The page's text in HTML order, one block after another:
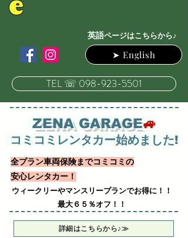
TEL ☏ 098-923-5501
英語ページはこちらから♪
➤ English
ZENA GARAGE🚙
コミコミレンタカー始めました!
全プラン車両保険までコミコミの
安心レンタカー！
ウィークリーやマンスリープランでお得に！！
最大６５％オフ！！
詳細はこちらから♪≫